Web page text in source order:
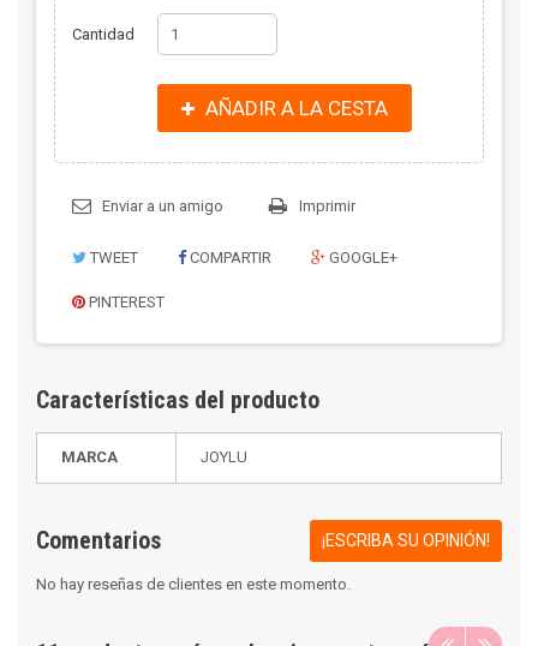
Cantidad
AÑADIR A LA CESTA
Enviar a un amigo Imprimir
TWEET COMPARTIR GOOGLE+
PINTEREST
Características del producto
MARCA JOYLU
Comentarios ¡ESCRIBA SU OPINIÓN!
No hay reseñas de clientes en este momento.